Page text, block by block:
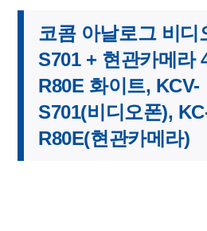
코콤 아날로그 비디
S701 + 현관카메라
R80E 화이트, KCV-
S701(비디오폰),
R80E(현관카메라)